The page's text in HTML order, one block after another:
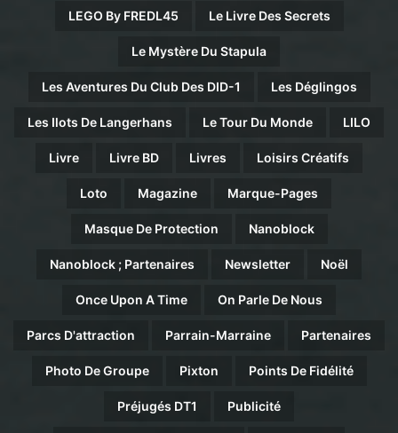
LEGO By FREDL45 Le Livre Des Secrets
Le Mystère Du Stapula
Les Aventures Du Club Des DID-1 Les Déglingos
Les Ilots De Langerhans Le Tour Du Monde LILO
Livre Livre BD Livres Loisirs Créatifs
Loto Magazine Marque-Pages
Masque De Protection Nanoblock
Nanoblock ; Partenaires Newsletter Noël
Once Upon A Time On Parle De Nous
Parcs D'attraction Parrain-Marraine Partenaires
Photo De Groupe Pixton Points De Fidélité
Préjugés DT1 Publicité